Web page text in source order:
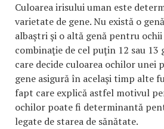
Culoarea irisului uman este
varietate de gene. Nu există o
albaştri şi o altă genă pentru
combinaţie de cel puţin 12 sau 13
care decide culoarea ochilor unei
gene asigură în acelaşi timp alte
fapt care explică astfel motivul
ochilor poate fi determinantă
legate de starea de sănătate.